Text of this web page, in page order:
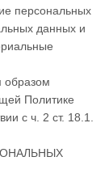
персональных
данных и
образом
Политике
с ч. 2 ст. 18.1.